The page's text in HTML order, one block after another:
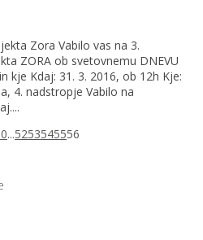
Zora Vabilo vas na 3.
ZORA ob svetovnemu DNEVU
kje Kdaj: 31. 3. 2016, ob 12h Kje:
4. nadstropje Vabilo na
...5253545556